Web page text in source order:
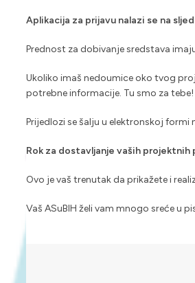
Aplikacija za prijavu nalazi se na
Prednost za dobivanje sredstava
Ukoliko imaš nedoumice oko tvog
potrebne informacije. Tu smo za tebe!
Prijedlozi se šalju u elektronskoj formi
Rok za dostavljanje vaših
Ovo je vaš trenutak da prikažete i
Vaš ASuBIH želi vam mnogo sreće u